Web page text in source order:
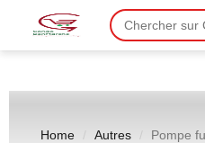
Home Autres Pompe